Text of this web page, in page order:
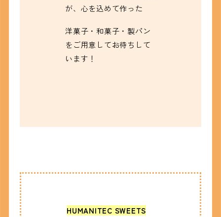
が、心を込めて作った
洋菓子・和菓子・製パン
をご用意してお待ちして
います！
HUMANITEC SWEETS